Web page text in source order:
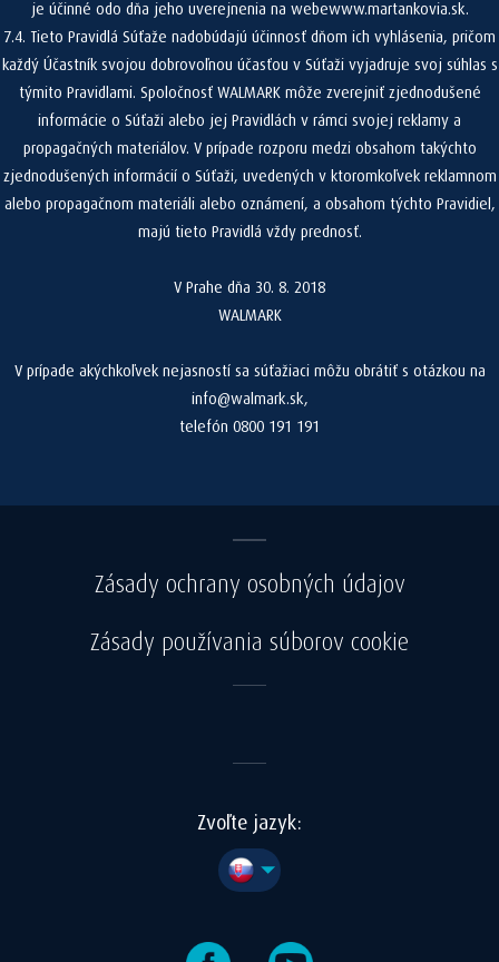
je účinné odo dňa jeho uverejnenia na webewww.martankovia.sk.
7.4. Tieto Pravidlá Súťaže nadobúdajú účinnosť dňom ich vyhlásenia, pričom
každý Účastník svojou dobrovoľnou účasťou v Súťaži vyjadruje svoj súhlas s
týmito Pravidlami. Spoločnosť WALMARK môže zverejniť zjednodušené
informácie o Súťaži alebo jej Pravidlách v rámci svojej reklamy a
propagačných materiálov. V prípade rozporu medzi obsahom takýchto
zjednodušených informácií o Súťaži, uvedených v ktoromkoľvek reklamnom
alebo propagačnom materiáli alebo oznámení, a obsahom týchto Pravidiel,
majú tieto Pravidlá vždy prednosť.
V Prahe dňa 30. 8. 2018
WALMARK
V prípade akýchkoľvek nejasností sa súťažiaci môžu obrátiť s otázkou na
info@walmark.sk,
telefón 0800 191 191
Zásady ochrany osobných údajov
Zásady používania súborov cookie
Zvoľte jazyk: